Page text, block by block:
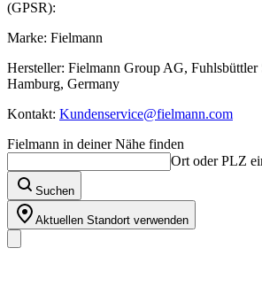
(GPSR):
Marke: Fielmann
Hersteller: Fielmann Group AG, Fuhlsbüttler
Hamburg, Germany
Kontakt: Kundenservice@fielmann.com
Fielmann in deiner Nähe finden
Ort oder PLZ
Suchen
Aktuellen Standort verwenden